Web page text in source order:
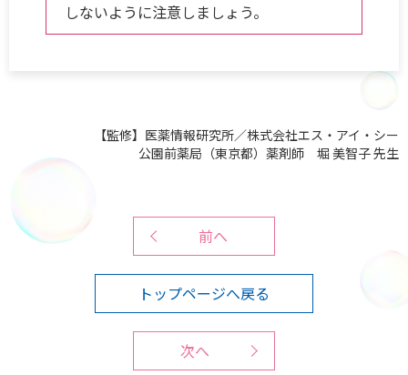
しないように注意しましょう。
【監修】医薬情報研究所／株式会社エス・アイ・シー
公園前薬局（東京都）薬剤師 堀 美智子 先生
前へ
トップページへ戻る
次へ